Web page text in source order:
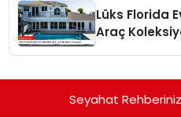
Lüks Florida
Araç
Seyahat